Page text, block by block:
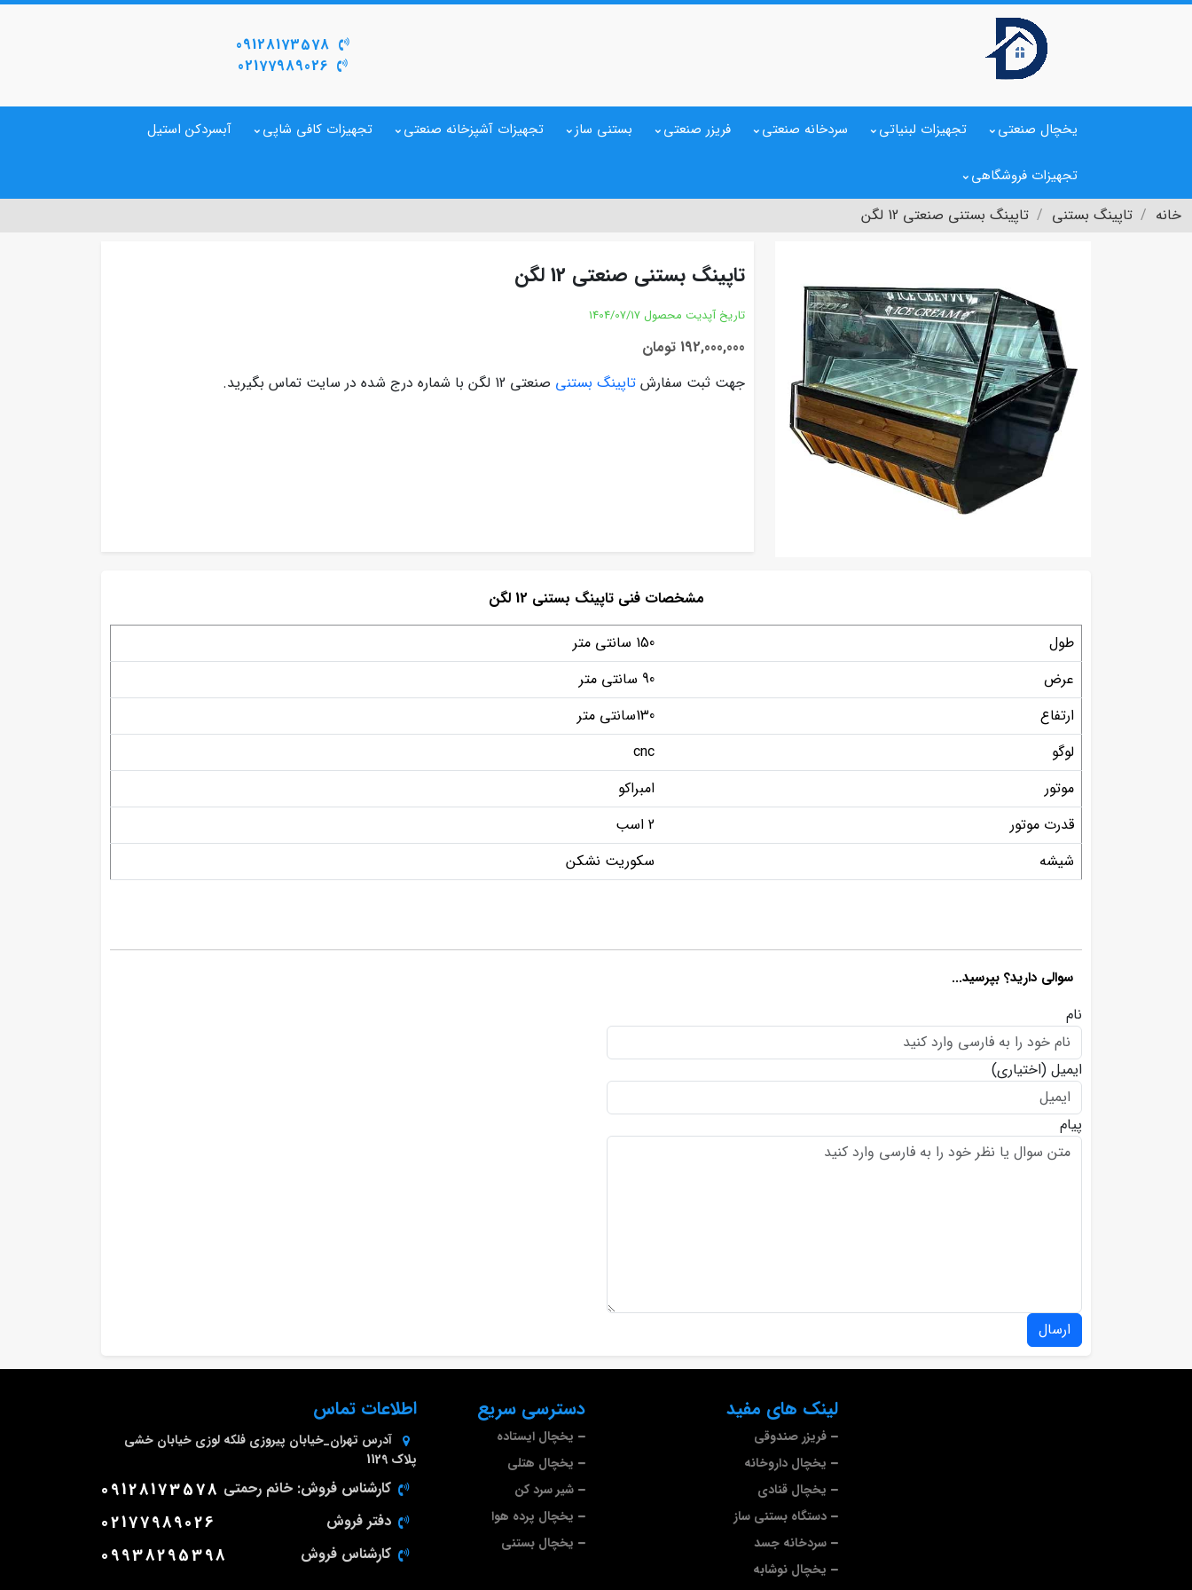
09128173578
02177989026
یخچال صنعتی تجهیزات لبنیاتی سردخانه صنعتی فریزر صنعتی بستنی ساز تجهیزات آشپزخانه صنعتی تجهیزات کافی شاپی آبسردکن استیل
تجهیزات فروشگاهی
خانه تاپینگ بستنی تاپینگ بستنی صنعتی 12 لگن
تاپینگ بستنی صنعتی 12 لگن
تاریخ آپدیت محصول 1404/07/17
192,000,000 تومان
جهت ثبت سفارش تاپینگ بستنی صنعتی 12 لگن با شماره درج شده در سایت تماس بگیرید.
مشخصات فنی تاپینگ بستنی 12 لگن
طول
150 سانتی متر
عرض
90 سانتی متر
ارتفاع
130سانتی متر
لوگو
cnc
موتور
امبراکو
قدرت موتور
2 اسب
شیشه
سکوریت نشکن
سوالی دارید؟ بپرسید...
نام
ایمیل (اختیاری)
پیام
ارسال
لینک های مفید
فریزر صندوقی
یخچال داروخانه
یخچال قنادی
دستگاه بستنی ساز
سردخانه جسد
یخچال نوشابه
دسترسی سریع
یخچال ایستاده
یخچال هتلی
شیر سرد کن
یخچال پرده هوا
یخچال بستنی
اطلاعات تماس
آدرس تهران_خیابان پیروزی فلکه لوزی خیابان خشی
پلاک 1129
کارشناس فروش: خانم رحمتی 09128173578
دفتر فروش 02177989026
کارشناس فروش 09938295398